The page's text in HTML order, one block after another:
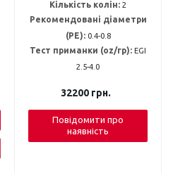
Кількість колін: 2
Рекомендовані діаметри
(PE): 0.4-0.8
Тест приманки (oz/гр): EGI
2.5-4.0
32200грн.
Повідомити про
наявність